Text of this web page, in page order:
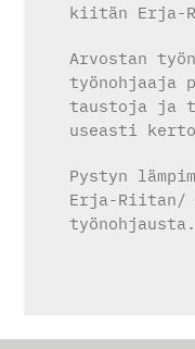
kiitän Erja-
Arvostan
työnohjaaja
taustoja ja
useasti
Pystyn
Erja-Riitan/
työnohjausta.